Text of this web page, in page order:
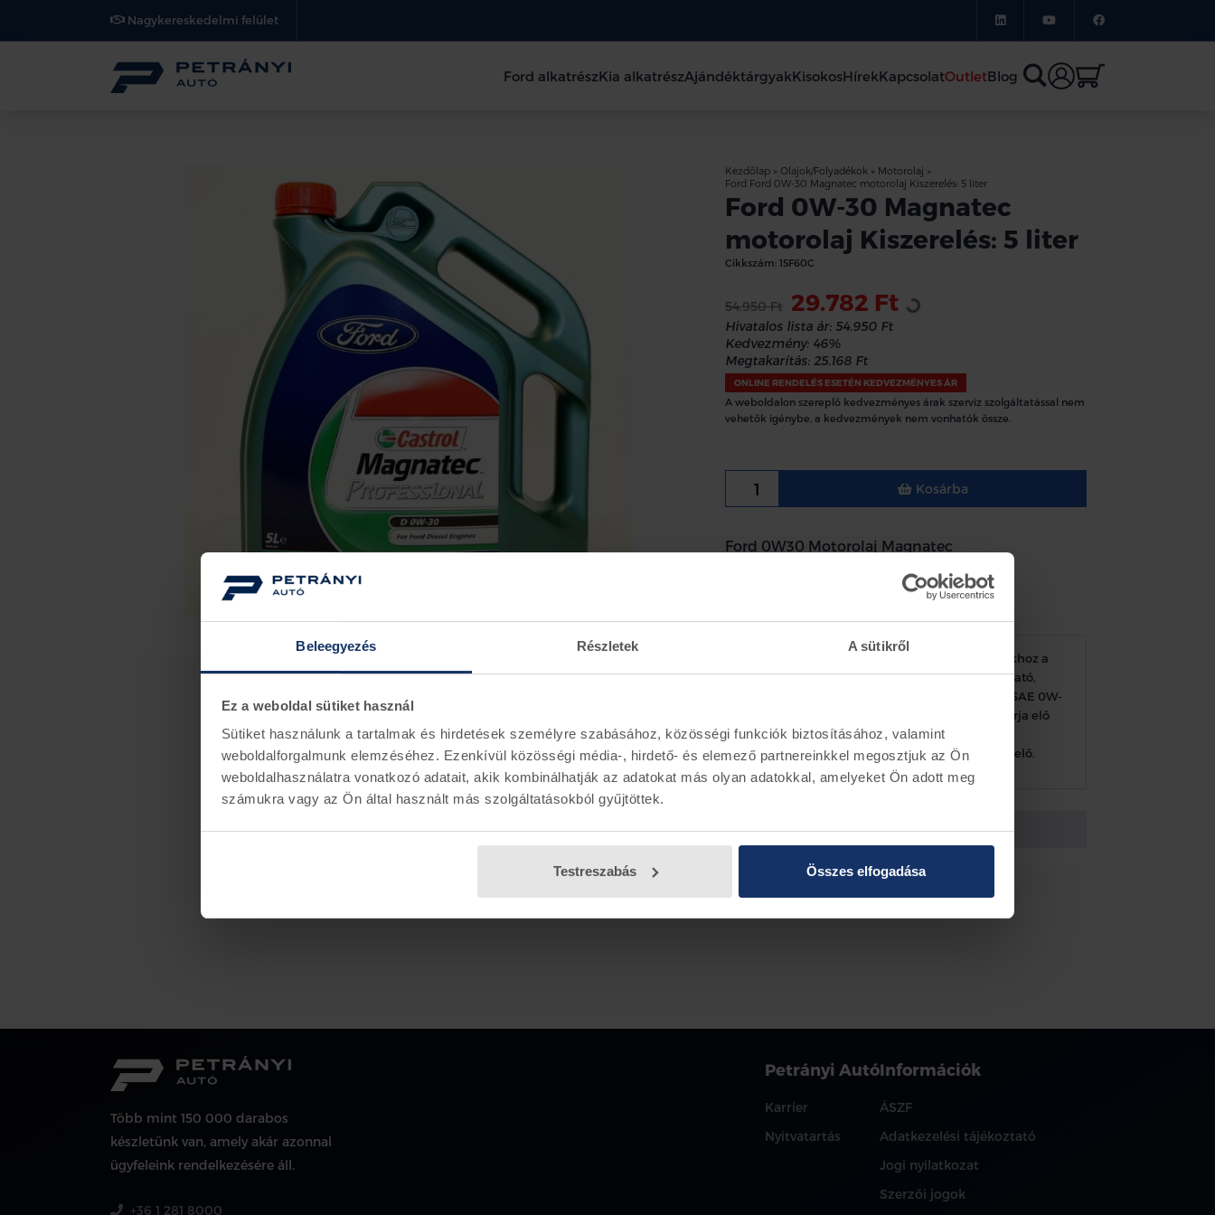
Beleegyezés Részletek A sütikről
Ez a weboldal sütiket használ
Sütiket használunk a tartalmak és hirdetések személyre szabásához, közösségi funkciók biztosításához, valamint
weboldalforgalmunk elemzéséhez. Ezenkívül közösségi média-, hirdető- és elemező partnereinkkel megosztjuk az Ön
weboldalhasználatra vonatkozó adatait, akik kombinálhatják az adatokat más olyan adatokkal, amelyeket Ön adott meg
számukra vagy az Ön által használt más szolgáltatásokból gyűjtöttek.
Testreszabás Összes elfogadása
Nagykereskedelmi felület
Ford alkatrészKia alkatrészAjándéktárgyakKisokosHírekKapcsolatOutletBlog
Kezdőlap » Olajok/Folyadékok » Motorolaj »
Ford Ford 0W-30 Magnatec motorolaj Kiszerelés: 5 liter
Ford 0W-30 Magnatec
motorolaj Kiszerelés: 5 liter
Cikkszám: 15F60C
54.950 Ft 29.782 Ft Loading...
Hivatalos lista ár: 54.950 Ft
Kedvezmény: 46%
Megtakarítás: 25.168 Ft
ONLINE RENDELÉS ESETÉN KEDVEZMÉNYES ÁR
A weboldalon szereplő kedvezményes árak szerviz szolgáltatással nem
vehetők igénybe, a kedvezmények nem vonhatók össze.
Kosárba
Ford 0W30 Motorolaj Magnatec
A Ford - Castrol MAGNATEC 0W-30 D mindazokhoz a
benzin- és dízelüzemű motorokhoz alkalmazható,
amelyekhez a gyártómű ACEA C2 minősítésű, SAE 0W-
30 viszkozitási osztályú motorolaj használatát írja elő
Ford WSS-M2C950-A jóváhagyású, SAE 0W-30
viszkozitási osztályú motorolaj használatát írja elő.
Vissza az előző oldalra
Több mint 150 000 darabos
készletünk van, amely akár azonnal
ügyfeleink rendelkezésére áll.
+36 1 281 8000
Petrányi Autó
Karrier
Nyitvatartás
Információk
ÁSZF
Adatkezelési tájékoztató
Jogi nyilatkozat
Szerzői jogok